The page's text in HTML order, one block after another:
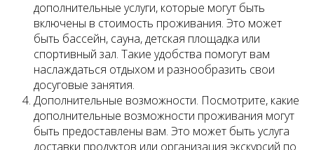
дополнительные услуги, которые могут быть
включены в стоимость проживания. Это может
быть бассейн, сауна, детская площадка или
спортивный зал. Такие удобства помогут вам
наслаждаться отдыхом и разнообразить свои
досуговые занятия.
Дополнительные возможности. Посмотрите, какие
дополнительные возможности проживания могут
быть предоставлены вам. Это может быть услуга
доставки продуктов или организация экскурсий по